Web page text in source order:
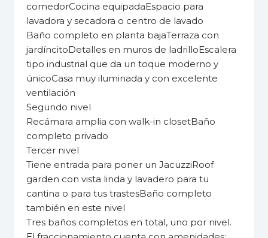
comedorCocina equipadaEspacio para
lavadora y secadora o centro de lavado
Baño completo en planta bajaTerraza con
jardíncitoDetalles en muros de ladrilloEscalera
tipo industrial que da un toque moderno y
únicoCasa muy iluminada y con excelente
ventilación
Segundo nivel
Recámara amplia con walk-in closetBaño
completo privado
Tercer nivel
Tiene entrada para poner un JacuzziRoof
garden con vista linda y lavadero para tu
cantina o para tus trastesBaño completo
también en este nivel
Tres baños completos en total, uno por nivel.